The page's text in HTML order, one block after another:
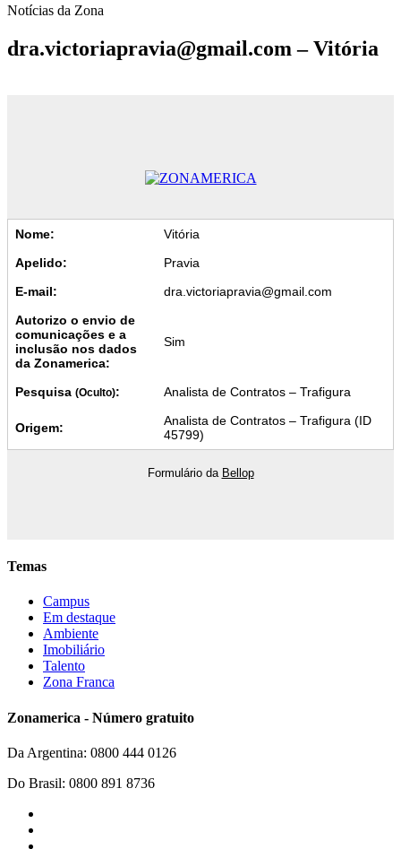
Notícias da Zona
dra.victoriapravia@gmail.com – Vitória
Nome:
Vitória
Apelido:
Pravia
E-mail:
dra.victoriapravia@gmail.com
Autorizo o envio de
comunicações e a
inclusão nos dados
da Zonamerica:
Sim
Pesquisa (Oculto): Analista de Contratos – Trafigura
Origem:
Analista de Contratos – Trafigura (ID
45799)
Formulário da Bellop
Temas
Campus
Em destaque
Ambiente
Imobiliário
Talento
Zona Franca
Zonamerica - Número gratuito
Da Argentina: 0800 444 0126
Do Brasil: 0800 891 8736